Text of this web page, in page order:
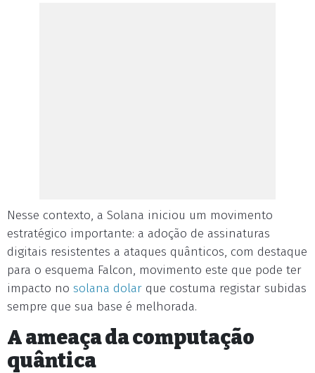
Nesse contexto, a Solana iniciou um movimento
estratégico importante: a adoção de assinaturas
digitais resistentes a ataques quânticos, com destaque
para o esquema Falcon, movimento este que pode ter
impacto no solana dolar que costuma registar subidas
sempre que sua base é melhorada.
A ameaça da computação
quântica